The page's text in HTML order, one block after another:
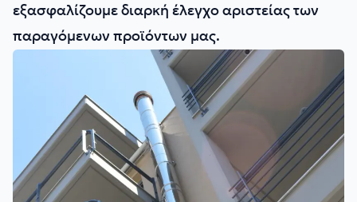
εξασφαλίζουμε διαρκή έλεγχο αριστείας των
παραγόμενων προϊόντων μας.